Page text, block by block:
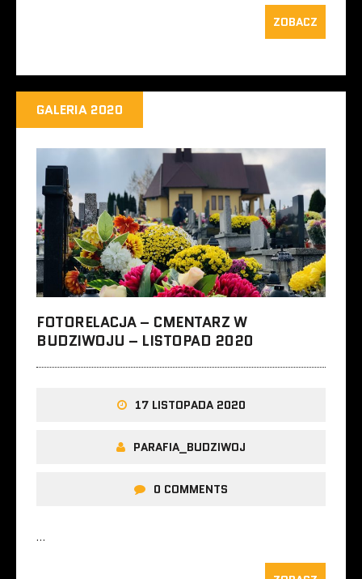
ZOBACZ
GALERIA 2020
FOTORELACJA – CMENTARZ W
BUDZIWOJU – LISTOPAD 2020
17 LISTOPADA 2020
PARAFIA_BUDZIWOJ
0 COMMENTS
…